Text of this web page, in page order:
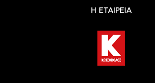
Η ΕΤΑΙΡΕΙΑ